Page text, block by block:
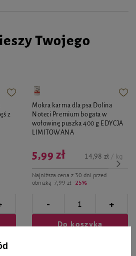
Twojego
z
Mokra karma dla psa Dolina
Noteci Premium bogata w
wołowinę puszka 400 g EDYCJA
LIMITOWANA
Najniższa cena z 30 dni przed
obniżką 7,99 zł -25%
5,99 zł 14,98 zł / kg
- +
Do koszyka